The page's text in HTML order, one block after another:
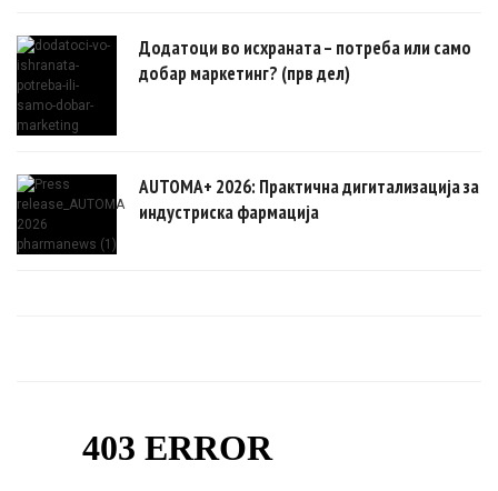
Додатоци во исхраната – потреба или само
добар маркетинг? (прв дел)
AUTOMA+ 2026: Практична дигитализација за
индустриска фармација